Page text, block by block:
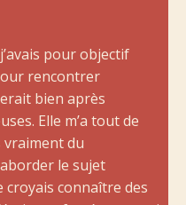
pour objectif
rencontrer
bien après
Elle m’a tout de
du
le sujet
croyais connaître des